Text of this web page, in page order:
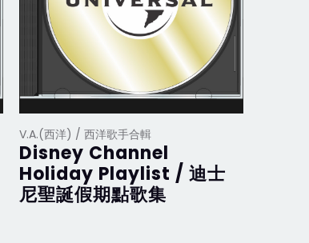
V.A.(西洋) / 西洋歌手合輯
Disney Channel
Holiday Playlist / 迪士
尼聖誕假期點歌集